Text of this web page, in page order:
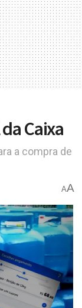
Caixa
a compra de
AA